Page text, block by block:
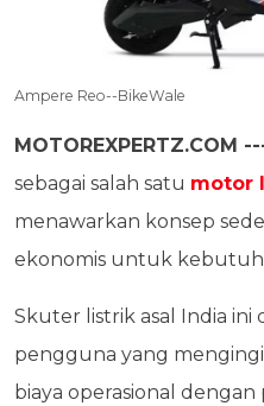
Ampere Reo--BikeWale
MOTOREXPERTZ.COM
sebagai salah satu motor
menawarkan konsep
ekonomis untuk
Skuter listrik asal India ini
pengguna yang
biaya operasional